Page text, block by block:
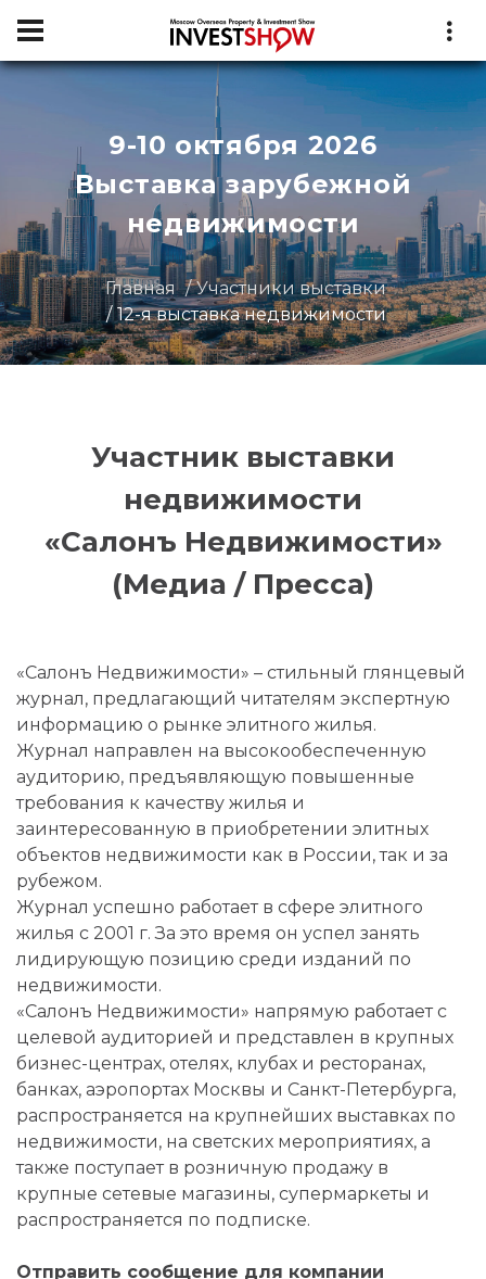
9-10 октября 2026
Выставка зарубежной
недвижимости
Главная
Участники выставки
12-я выставка недвижимости
Участник выставки
недвижимости
«Салонъ Недвижимости»
(Медиа / Пресса)
«Салонъ Недвижимости» – стильный глянцевый
журнал, предлагающий читателям экспертную
информацию о рынке элитного жилья.
Журнал направлен на высокообеспеченную
аудиторию, предъявляющую повышенные
требования к качеству жилья и
заинтересованную в приобретении элитных
объектов недвижимости как в России, так и за
рубежом.
Журнал успешно работает в сфере элитного
жилья с 2001 г. За это время он успел занять
лидирующую позицию среди изданий по
недвижимости.
«Салонъ Недвижимости» напрямую работает с
целевой аудиторией и представлен в крупных
бизнес-центрах, отелях, клубах и ресторанах,
банках, аэропортах Москвы и Санкт-Петербурга,
распространяется на крупнейших выставках по
недвижимости, на светских мероприятиях, а
также поступает в розничную продажу в
крупные сетевые магазины, супермаркеты и
распространяется по подписке.
Отправить сообщение для компании